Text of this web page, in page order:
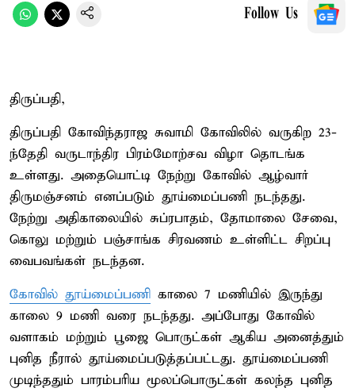
Follow Us
திருப்பதி,
திருப்பதி கோவிந்தராஜ சுவாமி கோவிலில் வருகிற 23-
ந்தேதி வருடாந்திர பிரம்மோற்சவ விழா தொடங்க
உள்ளது. அதையொட்டி நேற்று கோவில் ஆழ்வார்
திருமஞ்சனம் எனப்படும் தூய்மைப்பணி நடந்தது.
நேற்று அதிகாலையில் சுப்ரபாதம், தோமாலை சேவை,
கொலு மற்றும் பஞ்சாங்க சிரவணம் உள்ளிட்ட சிறப்பு
வைபவங்கள் நடந்தன.
கோவில் தூய்மைப்பணி காலை 7 மணியில் இருந்து
காலை 9 மணி வரை நடந்தது. அப்போது கோவில்
வளாகம் மற்றும் பூஜை பொருட்கள் ஆகிய அனைத்தும்
புனித நீரால் தூய்மைப்படுத்தப்பட்டது. தூய்மைப்பணி
முடிந்ததும் பாரம்பரிய மூலப்பொருட்கள் கலந்த புனித